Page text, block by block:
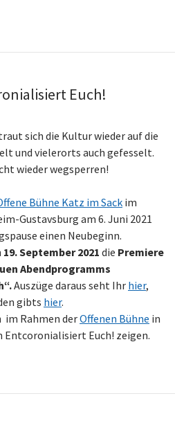
Euch!
sich die Kultur wieder auf die
und vielerorts auch gefesselt.
wieder wegsperren!
Bühne Katz im Sack im
Gustavsburg am 6. Juni 2021
einen Neubeginn.
19. September 2021 die Premiere
Abendprogramms
Auszüge daraus seht Ihr hier,
gibts hier.
im Rahmen derOffenen Bühne in
Entcoronialisiert Euch! zeigen.